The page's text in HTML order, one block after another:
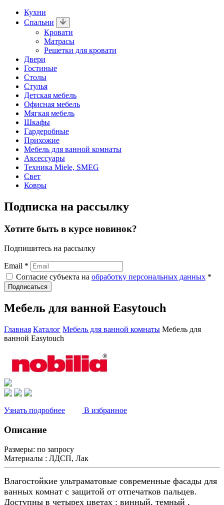
Кухни
Спальни
Кровати
Матрасы
Решетки для кровати
Двери
Гостиные
Столы
Стулья
Детская мебель
Офисная мебель
Мягкая мебель
Шкафы
Гардеробные
Прихожие
Мебель для ванной комнаты
Аксессуары
Техника Miele, SMEG
Свет
Ковры
Подписка на рассылку
Хотите быть в курсе новинок?
Подпишитесь на рассылку
Email *
Согласие субъекта на обработку персональных данных *
Подписаться
Мебель для ванной Easytouch
Главная Каталог Мебель для ванной комнаты Мебель для
ванной Easytouch
Узнать подробнее В избранное
Описание
Размеры: по запросу
Материалы : ЛДСП, Лак
Влагостойкие ультраматовые современные фасады для
ванных комнат с защитой от отпечатков пальцев.
Доступны в четырех цветах : винный, темный ,